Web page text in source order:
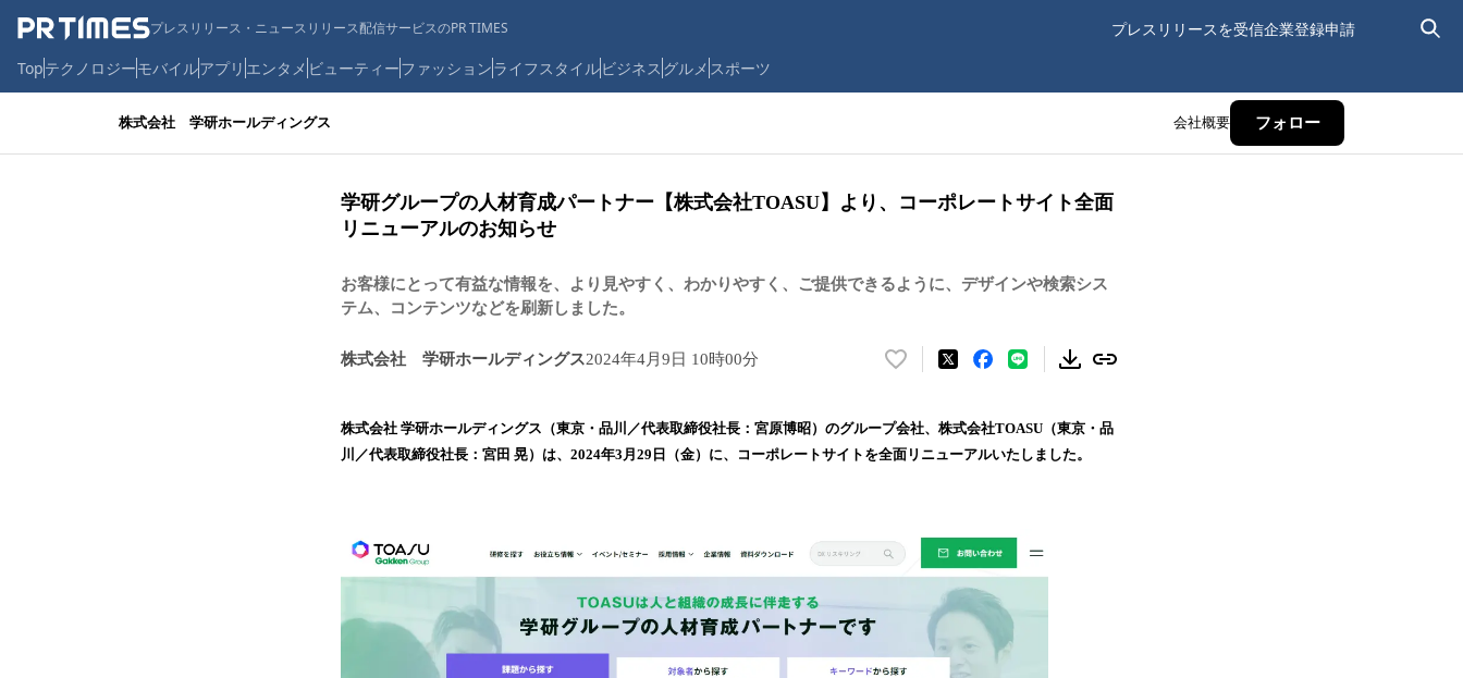
プレスリリース・ニュースリリース配信サービスのPR TIMES プレスリリースを受信企業登録申請
Topテクノロジーモバイルアプリ エンタメ ビューティーファッションライフスタイルビジネス グルメ スポーツ
株式会社 学研ホールディングス 会社概要 フォロー
学研グループの人材育成パートナー【株式会社TOASU】より、コーポレートサイト全面
リニューアルのお知らせ
お客様にとって有益な情報を、より見やすく、わかりやすく、ご提供できるように、デザインや検索シス
テム、コンテンツなどを刷新しました。
株式会社 学研ホールディングス2024年4月9日 10時00分
い
！
数
込
み
株式会社 学研ホールディングス（東京・品川／代表取締役社長：宮原博昭）のグループ会社、株式会社TOASU（東京・品
川／代表取締役社長：宮田 晃）は、2024年3月29日（金）に、コーポレートサイトを全面リニューアルいたしました。